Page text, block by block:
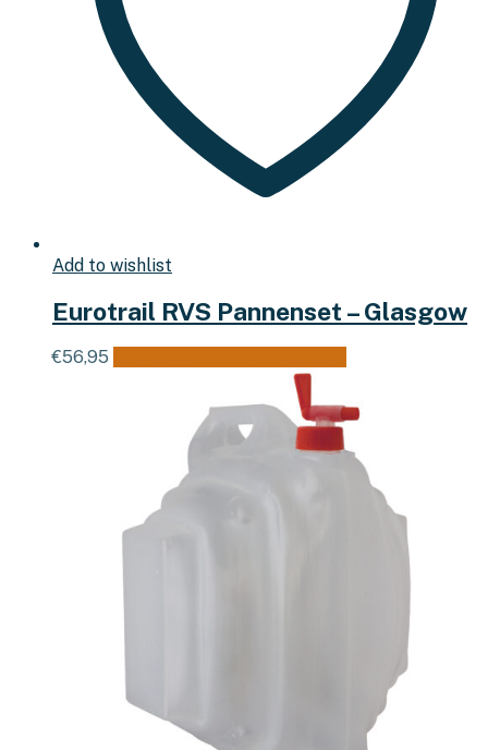
Add to wishlist
Eurotrail RVS Pannenset – Glasgow
€56,95